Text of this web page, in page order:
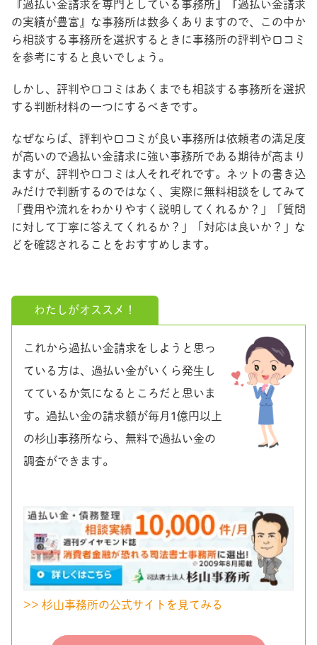
『過払い金請求を専門としている事務所』『過払い金請求
の実績が豊富』な事務所は数多くありますので、この中か
ら相談する事務所を選択するときに事務所の評判や口コミ
を参考にすると良いでしょう。
しかし、評判や口コミはあくまでも相談する事務所を選択
する判断材料の一つにするべきです。
なぜならば、評判や口コミが良い事務所は依頼者の満足度
が高いので過払い金請求に強い事務所である期待が高まり
ますが、評判や口コミは人それぞれです。ネットの書き込
みだけで判断するのではなく、実際に無料相談をしてみて
「費用や流れをわかりやすく説明してくれるか？」「質問
に対して丁寧に答えてくれるか？」「対応は良いか？」な
どを確認されることをおすすめします。
わたしがオススメ！
これから過払い金請求をしようと思っ
ている方は、過払い金がいくら発生し
てているか気になるところだと思いま
す。過払い金の請求額が毎月1億円以上
の杉山事務所なら、無料で過払い金の
調査ができます。
>> 杉山事務所の公式サイトを見てみる